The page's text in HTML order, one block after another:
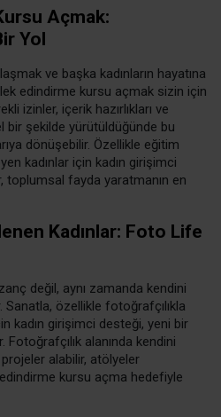
Açmak:
Yol
ve başka kadınların hayatına
edindirme kursu açmak sizin için
izinler, içerik hazırlıkları ve
bir şekilde yürütüldüğünde bu
dönüşebilir. Özellikle eğitim
kadınlar için kadın girişimci
toplumsal fayda yaratmanın en
Kadınlar: Foto Life
değil, aynı zamanda kendini
özellikle fotoğrafçılıkla
kadın girişimci desteği, yeni bir
Fotoğrafçılık alanında kendini
alabilir, atölyeler
kursu açma hedefiyle